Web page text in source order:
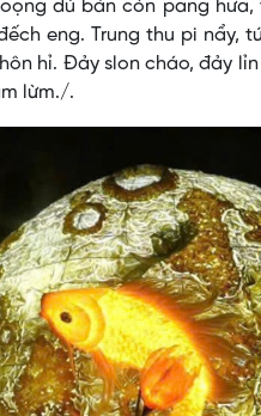
dú bản cỏn pang
eng. Trung thu pi nẩy,
hỉ. Đảy slon cháo, đảy
lừm./.